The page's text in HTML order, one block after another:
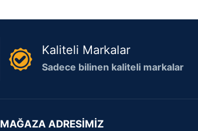
Kaliteli Markalar
Sadece bilinen kaliteli markalar
MAĞAZA ADRESİMİZ